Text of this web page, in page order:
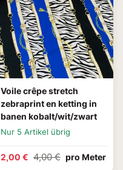
Voile crêpe stretch
zebraprint en ketting in
banen kobalt/wit/zwart
Nur 5 Artikel übrig
2,00 € 4,00 € pro Meter